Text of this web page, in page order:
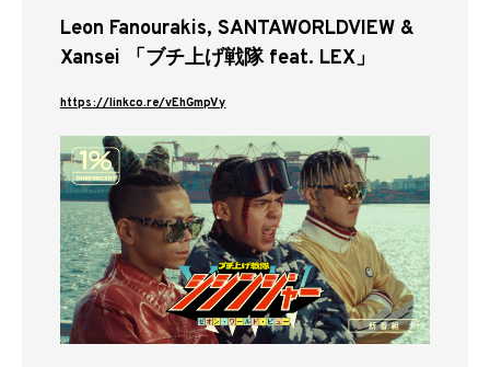
Leon Fanourakis, SANTAWORLDVIEW &
Xansei 「ブチ上げ戦隊 feat. LEX」
https://linkco.re/vEhGmpVy